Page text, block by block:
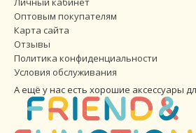
Оптовым покупателям
Карта сайта
Отзывы
Политика конфиденциальности
Условия обслуживания
А ещё у нас есть хорошие аксессуары